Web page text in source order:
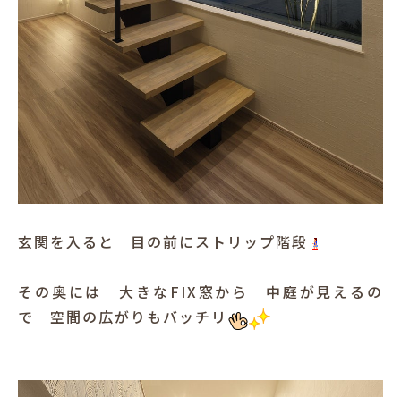
玄関を入ると 目の前にストリップ階段
その奥には 大きなFIX窓から 中庭が見えるの
で 空間の広がりもバッチリ